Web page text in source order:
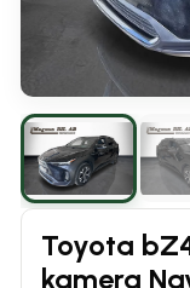
Toyota
kamera